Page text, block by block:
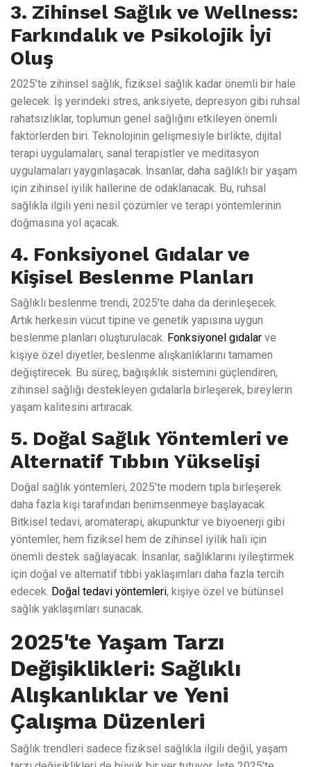
3. Zihinsel Sağlık ve Wellness:
Farkındalık ve Psikolojik İyi
Oluş
2025’te zihinsel sağlık, fiziksel sağlık kadar önemli bir hale
gelecek. İş yerindeki stres, anksiyete, depresyon gibi ruhsal
rahatsızlıklar, toplumun genel sağlığını etkileyen önemli
faktörlerden biri. Teknolojinin gelişmesiyle birlikte, dijital
terapi uygulamaları, sanal terapistler ve meditasyon
uygulamaları yaygınlaşacak. İnsanlar, daha sağlıklı bir yaşam
için zihinsel iyilik hallerine de odaklanacak. Bu, ruhsal
sağlıkla ilgili yeni nesil çözümler ve terapi yöntemlerinin
doğmasına yol açacak.
4. Fonksiyonel Gıdalar ve
Kişisel Beslenme Planları
Sağlıklı beslenme trendi, 2025’te daha da derinleşecek.
Artık herkesin vücut tipine ve genetik yapısına uygun
beslenme planları oluşturulacak. Fonksiyonel gıdalar ve
kişiye özel diyetler, beslenme alışkanlıklarını tamamen
değiştirecek. Bu süreç, bağışıklık sistemini güçlendiren,
zihinsel sağlığı destekleyen gıdalarla birleşerek, bireylerin
yaşam kalitesini artıracak.
5. Doğal Sağlık Yöntemleri ve
Alternatif Tıbbın Yükselişi
Doğal sağlık yöntemleri, 2025’te modern tıpla birleşerek
daha fazla kişi tarafından benimsenmeye başlayacak.
Bitkisel tedavi, aromaterapi, akupunktur ve biyoenerji gibi
yöntemler, hem fiziksel hem de zihinsel iyilik hali için
önemli destek sağlayacak. İnsanlar, sağlıklarını iyileştirmek
için doğal ve alternatif tıbbi yaklaşımları daha fazla tercih
edecek. Doğal tedavi yöntemleri, kişiye özel ve bütünsel
sağlık yaklaşımları sunacak.
2025'te Yaşam Tarzı
Değişiklikleri: Sağlıklı
Alışkanlıklar ve Yeni
Çalışma Düzenleri
Sağlık trendleri sadece fiziksel sağlıkla ilgili değil, yaşam